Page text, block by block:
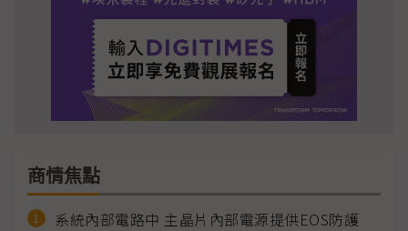
商情焦點
系統內部電路中 主晶片內部電源提供EOS防護